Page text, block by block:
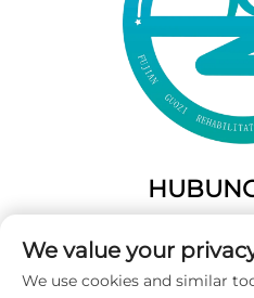
Tiongkok
Telp:+86-19859128239
We value your
We use cookies and similar